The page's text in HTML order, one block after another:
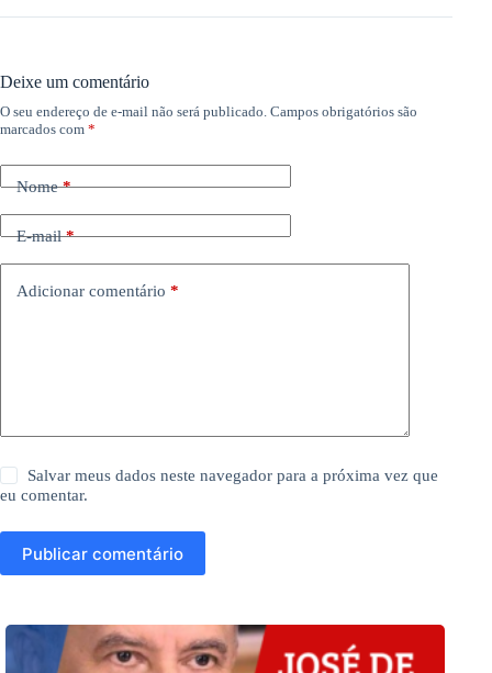
Deixe um comentário
O seu endereço de e-mail não será publicado. Campos obrigatórios são
marcados com *
Nome*
E-mail*
Adicionar comentário *
Salvar meus dados neste navegador para a próxima vez que
eu comentar.
Publicar comentário